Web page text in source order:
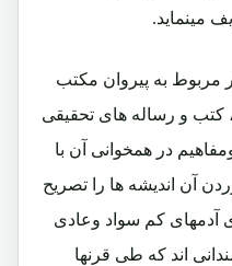
مینماید.
مربوط به پیروان مکتب
کتب و رساله های تحقیقی
در همخوانی آن با
آن اندیشه ها را تصریح
آدمهای کم سواد وعادی
اند که طی قرنها